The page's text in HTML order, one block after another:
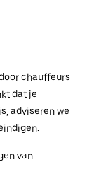
chauffeurs
dat je
adviseren we
van